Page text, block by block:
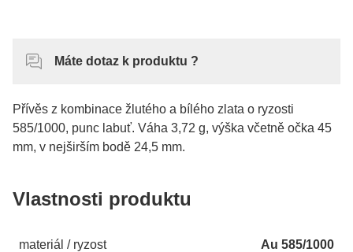
Máte dotaz k produktu ?
Přívěs z kombinace žlutého a bílého zlata o ryzosti
585/1000, punc labuť. Váha 3,72 g, výška včetně očka 45
mm, v nejširším bodě 24,5 mm.
Vlastnosti produktu
materiál / ryzost Au 585/1000